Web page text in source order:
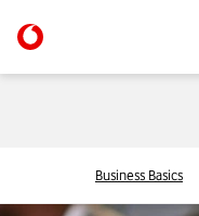
Business Basics